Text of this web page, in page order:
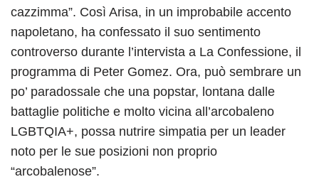
cazzimma”. Così Arisa, in un improbabile accento
napoletano, ha confessato il suo sentimento
controverso durante l’intervista a La Confessione, il
programma di Peter Gomez. Ora, può sembrare un
po’ paradossale che una popstar, lontana dalle
battaglie politiche e molto vicina all’arcobaleno
LGBTQIA+, possa nutrire simpatia per un leader
noto per le sue posizioni non proprio
“arcobalenose”.